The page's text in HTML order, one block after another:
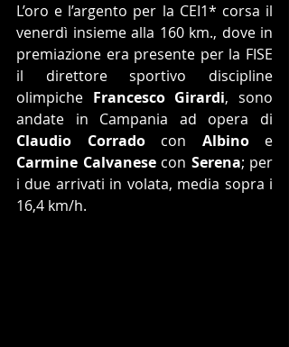
L’oro e l’argento per la CEI1* corsa il
venerdì insieme alla 160 km., dove in
premiazione era presente per la FISE
il direttore sportivo discipline
olimpiche Francesco Girardi, sono
Claudio Corrado con Albino
Carmine Calvanese con Serena; per
i due arrivati in volata, media sopra i
16,4 km/h.